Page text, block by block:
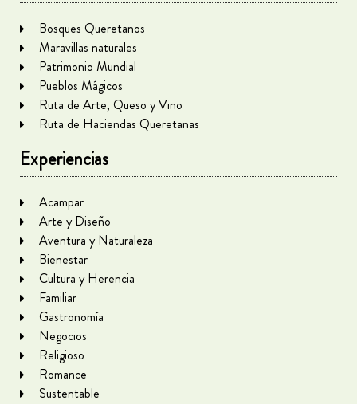
Bosques Queretanos
Maravillas naturales
Patrimonio Mundial
Pueblos Mágicos
Ruta de Arte, Queso y Vino
Ruta de Haciendas Queretanas
Experiencias
Acampar
Arte y Diseño
Aventura y Naturaleza
Bienestar
Cultura y Herencia
Familiar
Gastronomía
Negocios
Religioso
Romance
Sustentable